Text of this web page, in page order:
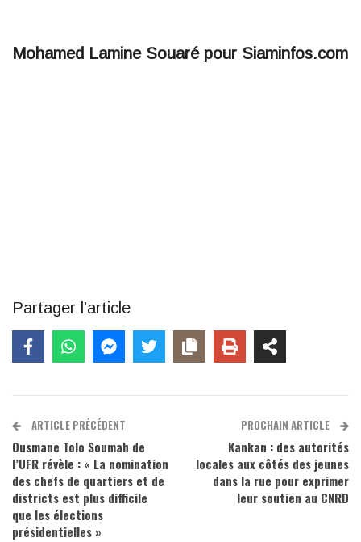
Mohamed Lamine Souaré pour Siaminfos.com
Partager l'article
ARTICLE PRÉCÉDENT
Ousmane Tolo Soumah de
l’UFR révèle : « La nomination
des chefs de quartiers et de
districts est plus difficile
que les élections
présidentielles »
PROCHAIN ARTICLE
Kankan : des autorités
locales aux côtés des jeunes
dans la rue pour exprimer
leur soutien au CNRD